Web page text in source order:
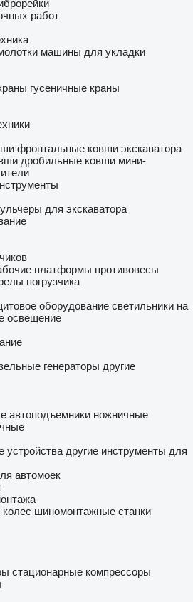
работ
машины для укладки
гусеничные краны
фронтальные ковши экскаватора
дробильные ковши мини-
для экскаватора
платформы противовесы
погрузчика
оборудование светильники на
освещение
генераторы другие
автоподъемники ножничные
устройства другие инструменты для
автомоек
шиномонтажные станки
стационарные компрессоры